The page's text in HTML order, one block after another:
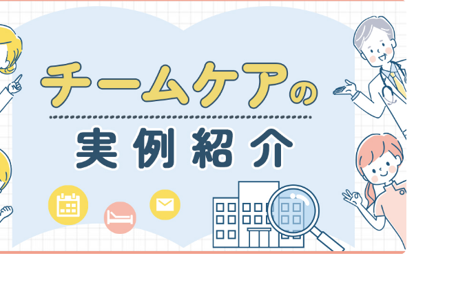
リフレラボとは 会員情報 期限管理
システム
オンライン
セミナー
こぞって
カタログ・使い方ガイド